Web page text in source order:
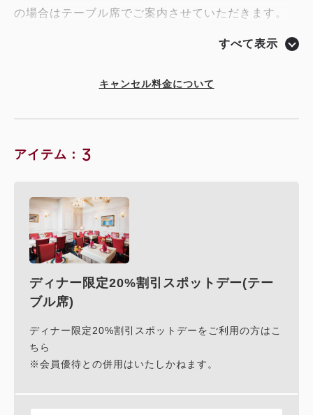
の場合はテーブル席でご案内させていただきます。
すべて表示
キャンセル料金について
アイテム： 3
ディナー限定20%割引スポットデー(テー
ブル席)
ディナー限定20%割引スポットデーをご利用の方はこ
ちら
※会員優待との併用はいたしかねます。